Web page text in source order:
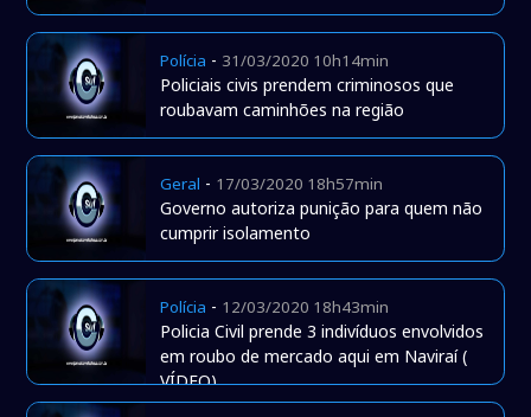
Polícia - 31/03/2020 10h14min
Policiais civis prendem criminosos que
roubavam caminhões na região
Geral - 17/03/2020 18h57min
Governo autoriza punição para quem não
cumprir isolamento
Polícia - 12/03/2020 18h43min
Policia Civil prende 3 indivíduos envolvidos
em roubo de mercado aqui em Naviraí (
VÍDEO)